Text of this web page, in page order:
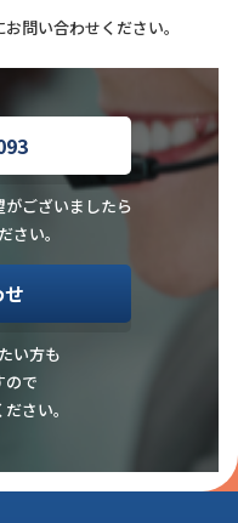
問い合わせください。
ございましたら
さい。
い方も
ので
さい。